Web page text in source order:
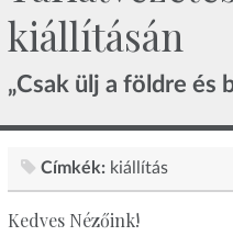
kiállításán
„Csak ülj a földre és
Címkék: kiállítás
Kedves Nézőink!